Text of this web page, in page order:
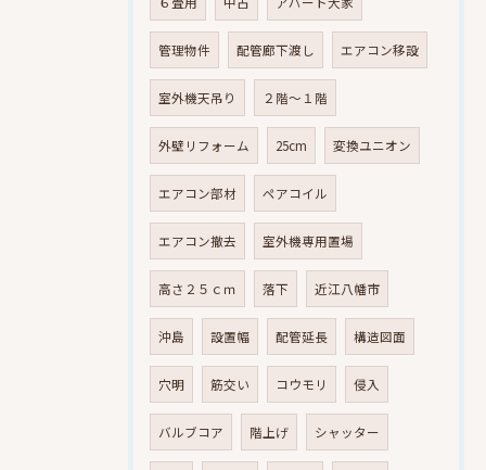
管理物件 配管廊下渡し エアコン移設
室外機天吊り ２階～１階
外壁リフォーム 25cm 変換ユニオン
エアコン部材 ペアコイル
エアコン撤去 室外機専用置場
高さ２５ｃｍ 落下 近江八幡市
沖島 設置幅 配管延長 構造図面
穴明 筋交い コウモリ 侵入
バルブコア 階上げ シャッター